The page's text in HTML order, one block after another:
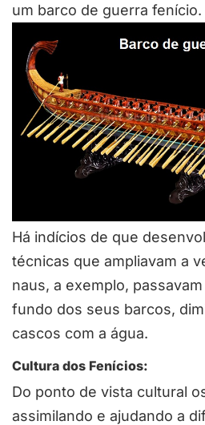
um barco de guerra fenício.
Há indícios de que
técnicas que ampliavam a
naus, a exemplo,
fundo dos seus barcos,
cascos com a água.
Cultura dos Fenícios:
Do ponto de vista cultural
assimilando e ajudando a